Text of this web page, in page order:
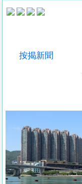
產
置
手
冊
按揭新聞